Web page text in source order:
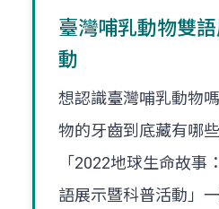
臺灣哺乳動物雙
動
想認識臺灣哺乳動物
物的牙齒到底藏有哪
「2022地球生命故事
語展示暨科普活動」